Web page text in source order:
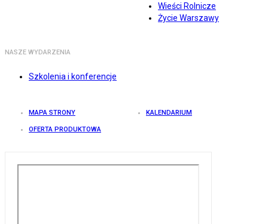
Wieści Rolnicze
Życie Warszawy
NASZE WYDARZENIA
Szkolenia i konferencje
MAPA STRONY KALENDARIUM
OFERTA PRODUKTOWA